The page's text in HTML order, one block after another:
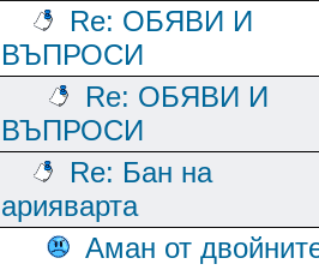
Re: ОБЯВИ И
ВЪПРОСИ
Re: ОБЯВИ И
ВЪПРОСИ
Re: Бан на
арияварта
Аман от